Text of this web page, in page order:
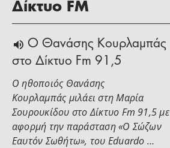
Δίκτυο FM
Ο Θανάσης Κουρλαμπάς
στο Δίκτυο Fm 91,5
Ο ηθοποιός Θανάσης
Κουρλαμπάς μιλάει στη Μαρία
Σουρουκίδου στο Δίκτυο Fm 91,5 με
αφορμή την παράσταση «Ο Σώζων
Εαυτόν Σωθήτω», του Eduardo …